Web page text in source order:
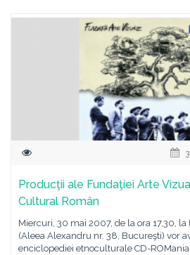
Producţii ale Fundaţiei Arte
Cultural Român
Miercuri, 30 mai 2007, de la ora 17,30,
(Aleea Alexandru nr. 38, Bucureşti) vor
enciclopediei etnoculturale CD-